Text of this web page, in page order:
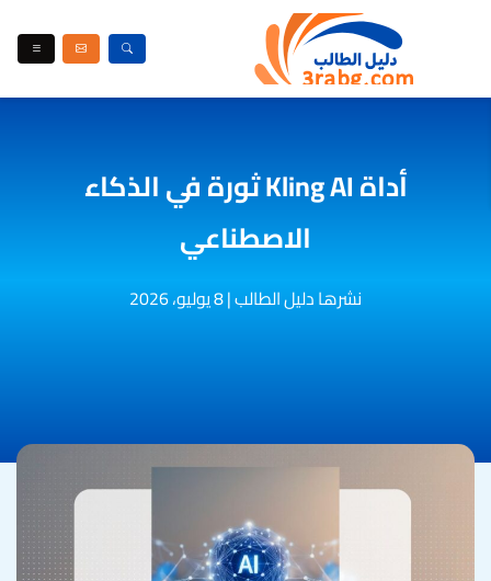
أداة Kling AI ثورة في الذكاء
الاصطناعي
نشرها دليل الطالب|8 يوليو، 2026